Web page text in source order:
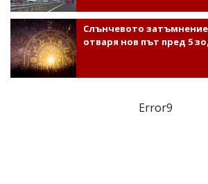
Слънчевото затъмнение
отваря нов път пред 5
Error9